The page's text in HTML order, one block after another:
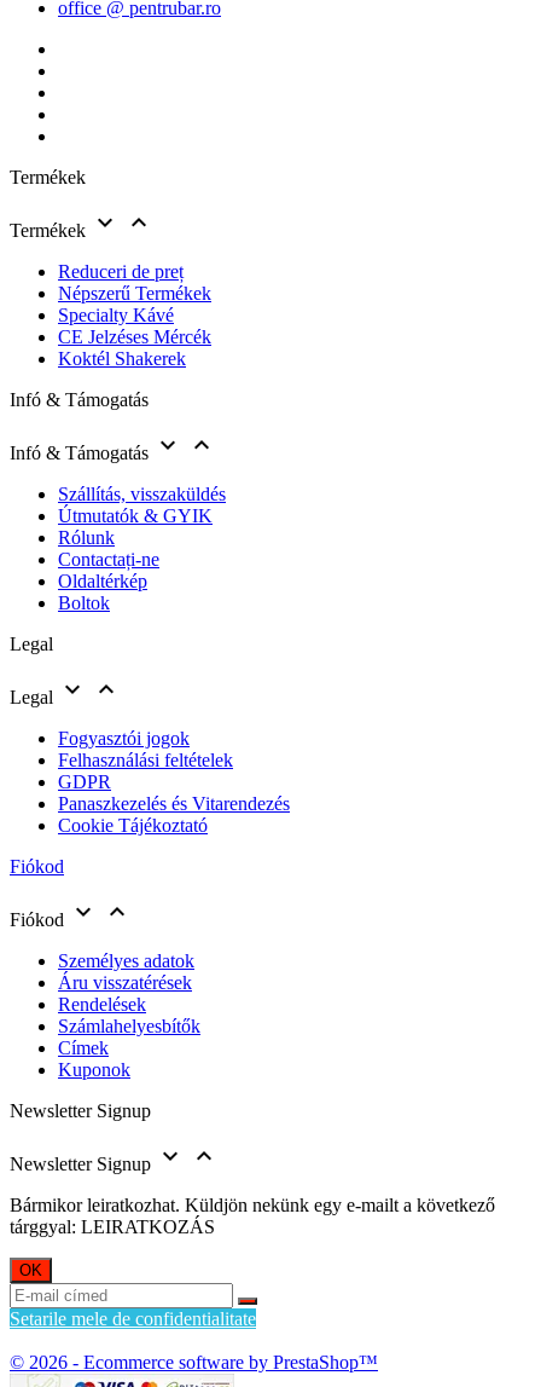
office @ pentrubar.ro
Termékek
Termékek  
Reduceri de preț
Népszerű Termékek
Specialty Kávé
CE Jelzéses Mércék
Koktél Shakerek
Infó & Támogatás
Infó & Támogatás  
Szállítás, visszaküldés
Útmutatók & GYIK
Rólunk
Contactați-ne
Oldaltérkép
Boltok
Legal
Legal  
Fogyasztói jogok
Felhasználási feltételek
GDPR
Panaszkezelés és Vitarendezés
Cookie Tájékoztató
Fiókod
Fiókod  
Személyes adatok
Áru visszatérések
Rendelések
Számlahelyesbítők
Címek
Kuponok
Newsletter Signup
Newsletter Signup  
Bármikor leiratkozhat. Küldjön nekünk egy e-mailt a következő
tárggyal: LEIRATKOZÁS
Setarile mele de confidentialitate
© 2026 - Ecommerce software by PrestaShop™